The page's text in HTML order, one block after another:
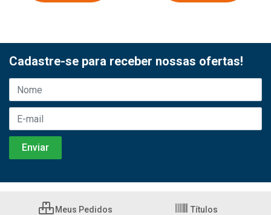
Cadastre-se para receber nossas ofertas!
Meus Pedidos Títulos